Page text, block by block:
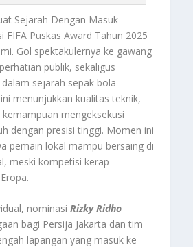
Sejarah Dengan Masuk
FIFA Puskas Award Tahun 2025
Gol spektakulernya ke gawang
publik, sekaligus
sejarah sepak bola
menunjukkan kualitas teknik,
mengeksekusi
dengan presisi tinggi. Momen ini
pemain lokal mampu bersaing di
meski kompetisi kerap
nominasiRizky Ridho
bagi Persija Jakarta dan tim
lapangan yang masuk ke